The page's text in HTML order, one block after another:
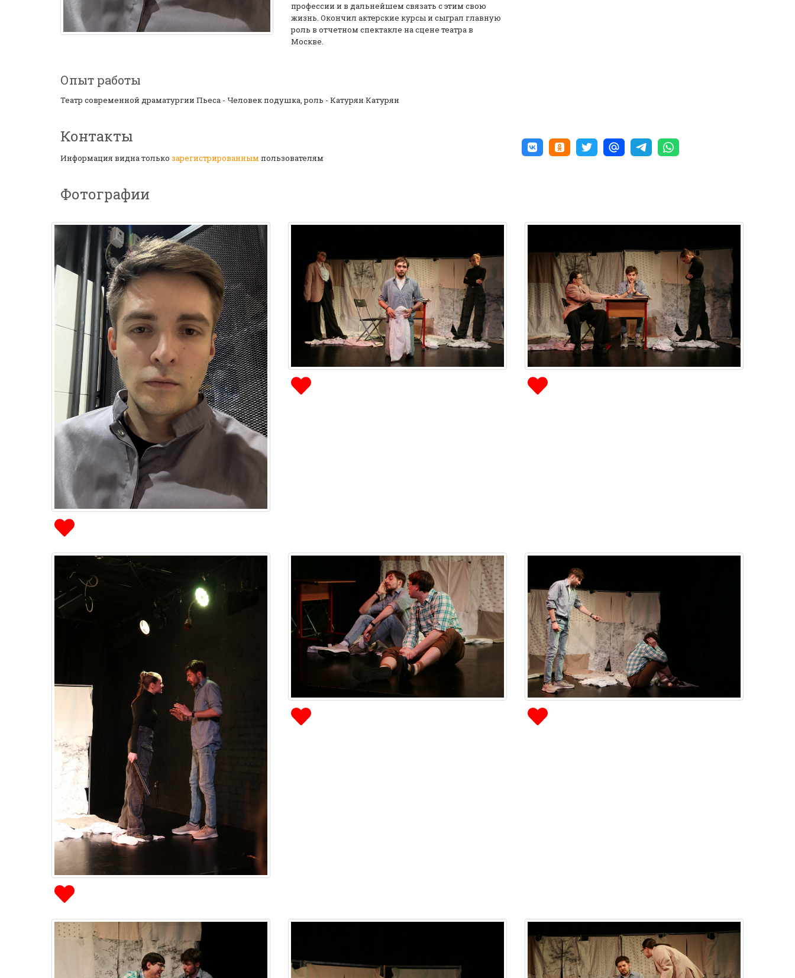
профессии и в дальнейшем связать с этим свою
жизнь. Окончил актерские курсы и сыграл главную
роль в отчетном спектакле на сцене театра в
Москве.
Опыт работы
Театр современной драматургии Пьеса - Человек подушка, роль - Катурян Катурян
Контакты
Информация видна только зарегистрированным пользователям
Фотографии